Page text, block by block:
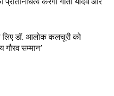
लिए डॉ. आलोक कलचूरी को
गौरव सम्मान’